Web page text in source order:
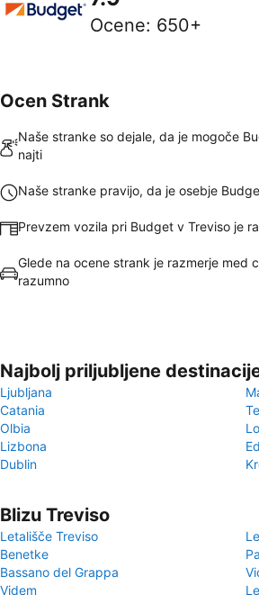
Ocene: 650+
Ocen Strank
Naše stranke so dejale, da je mogoče
najti
Naše stranke pravijo, da je osebje
Prevzem vozila pri Budget v Treviso je
Glede na ocene strank je razmerje med
razumno
Najbolj priljubljene
Ljubljana
Catania
Olbia
Lizbona
Dublin
Blizu Treviso
Letališče Treviso
Benetke
Bassano del Grappa
Videm